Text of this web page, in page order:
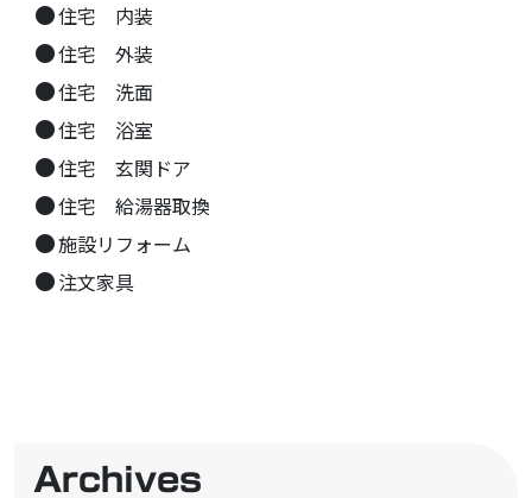
住宅 内装
住宅 外装
住宅 洗面
住宅 浴室
住宅 玄関ドア
住宅 給湯器取換
施設リフォーム
注文家具
Archives